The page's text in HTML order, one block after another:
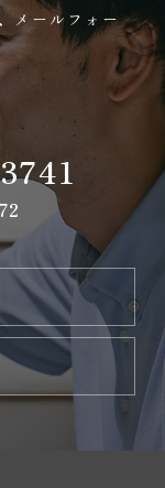
メールフォー